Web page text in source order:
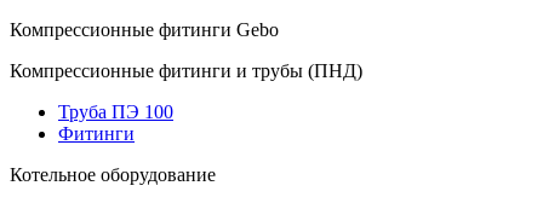
Компрессионные фитинги Gebo
Компрессионные фитинги и трубы (ПНД)
Труба ПЭ 100
Фитинги
Котельное оборудование